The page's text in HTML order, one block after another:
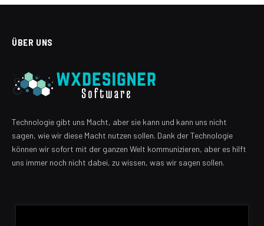
ÜBER UNS
Technologie gibt uns Macht, aber sie kann und kann uns nicht
sagen, wie wir diese Macht nutzen sollen. Dank der Technologie
können wir sofort mit der ganzen Welt kommunizieren, aber es hilft
uns immer noch nicht dabei, zu wissen, was wir sagen sollen.